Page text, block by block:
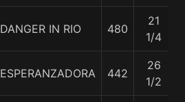
DANGER IN RIO 480
21
1/4
ESPERANZADORA 442
26
1/2